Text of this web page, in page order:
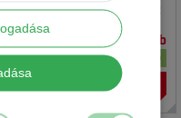
195/65R15 91V RH02
14 990 Ft/ db
raktáron